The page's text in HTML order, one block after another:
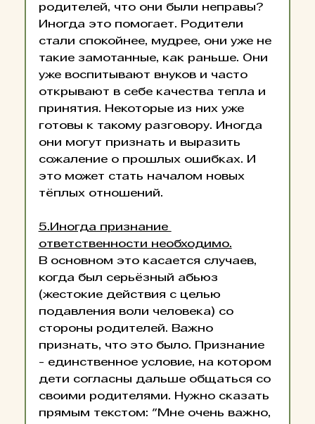
родителей, что они были неправы?
Иногда это помогает. Родители
стали спокойнее, мудрее, они уже не
такие замотанные, как раньше. Они
уже воспитывают внуков и часто
открывают в себе качества тепла и
принятия. Некоторые из них уже
готовы к такому разговору. Иногда
они могут признать и выразить
сожаление о прошлых ошибках. И
это может стать началом новых
тёплых отношений.
5.Иногда признание
ответственности необходимо.
В основном это касается случаев,
когда был серьёзный абьюз
(жестокие действия с целью
подавления воли человека) со
стороны родителей. Важно
признать, что это было. Признание
- единственное условие, на котором
дети согласны дальше общаться со
своими родителями. Нужно сказать
прямым текстом: "Мне очень важно,